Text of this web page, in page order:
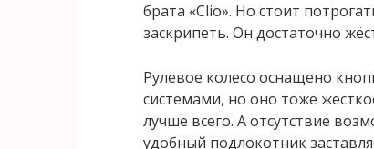
брата «Clio». Но стоит
заскрипеть. Он достаточно
Рулевое колесо оснащено
системами, но оно тоже
лучше всего. А отсутствие
удобный подлокотник